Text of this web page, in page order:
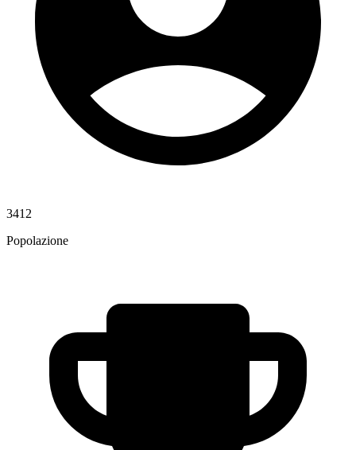
3412
Popolazione